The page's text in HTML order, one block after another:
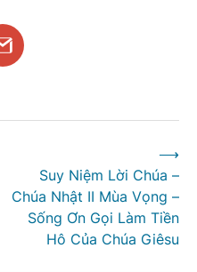
Suy Niệm Lời Chúa –
Chúa Nhật II Mùa Vọng –
Sống Ơn Gọi Làm Tiền
Hô Của Chúa Giêsu
⟶